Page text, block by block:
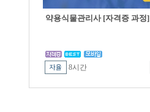
약용식물관리사 [자격증 과정]
8시간